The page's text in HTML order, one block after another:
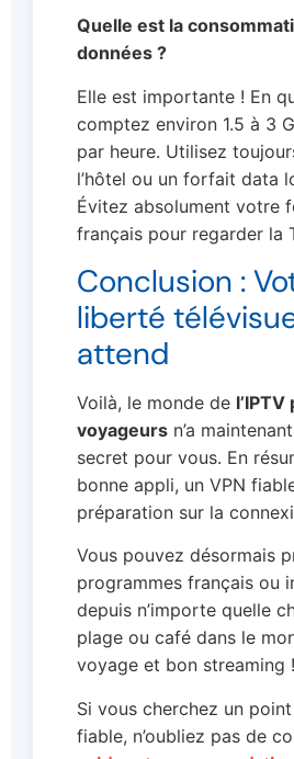
Quelle est la
données ?
Elle est importante ! En
comptez environ 1.5 à 3
par heure. Utilisez
l’hôtel ou un forfait data
Évitez absolument votre
français pour regarder la
Conclusion :
liberté
attend
Voilà, le monde de
voyageurs n’a
secret pour vous. En
bonne appli, un VPN
préparation sur la
Vous pouvez désormais
programmes français ou
depuis n’importe quelle
plage ou café dans le
voyage et bon streaming !
Si vous cherchez un
fiable, n’oubliez pas de